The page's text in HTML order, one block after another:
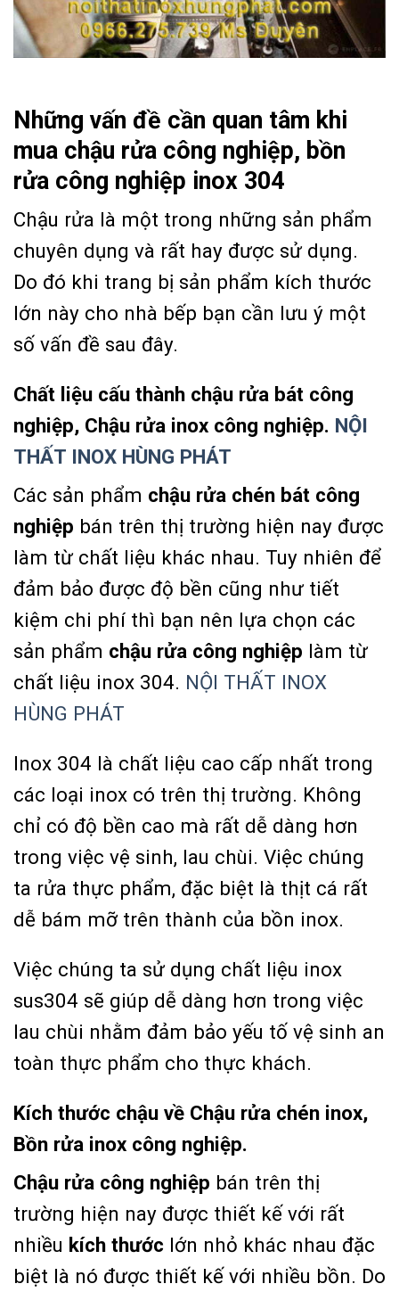
Những vấn đề cần quan tâm khi
mua chậu rửa công nghiệp, bồn
rửa công nghiệp inox 304
Chậu rửa là một trong những sản phẩm
chuyên dụng và rất hay được sử dụng.
Do đó khi trang bị sản phẩm kích thước
lớn này cho nhà bếp bạn cần lưu ý một
số vấn đề sau đây.
Chất liệu cấu thành chậu rửa bát công
nghiệp, Chậu rửa inox công nghiệp. NỘI
THẤT INOX HÙNG PHÁT
Các sản phẩm chậu rửa chén bát công
nghiệp bán trên thị trường hiện nay được
làm từ chất liệu khác nhau. Tuy nhiên để
đảm bảo được độ bền cũng như tiết
kiệm chi phí thì bạn nên lựa chọn các
sản phẩm chậu rửa công nghiệp làm từ
chất liệu inox 304. NỘI THẤT INOX
HÙNG PHÁT
Inox 304 là chất liệu cao cấp nhất trong
các loại inox có trên thị trường. Không
chỉ có độ bền cao mà rất dễ dàng hơn
trong việc vệ sinh, lau chùi. Việc chúng
ta rửa thực phẩm, đặc biệt là thịt cá rất
dễ bám mỡ trên thành của bồn inox.
Việc chúng ta sử dụng chất liệu inox
sus304 sẽ giúp dễ dàng hơn trong việc
lau chùi nhằm đảm bảo yếu tố vệ sinh an
toàn thực phẩm cho thực khách.
Kích thước chậu về Chậu rửa chén inox,
Bồn rửa inox công nghiệp.
Chậu rửa công nghiệp bán trên thị
trường hiện nay được thiết kế với rất
nhiều kích thước lớn nhỏ khác nhau đặc
biệt là nó được thiết kế với nhiều bồn. Do